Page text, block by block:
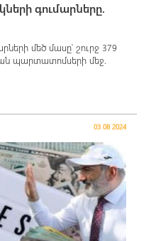
գումարները.
մեծ մասը՝ շուրջ 379
պարտատոմսերի մեջ.
03 08 2024